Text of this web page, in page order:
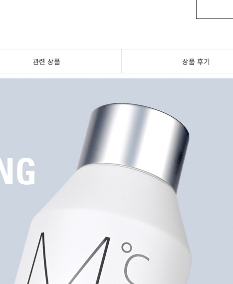
관련 상품 상품 후기